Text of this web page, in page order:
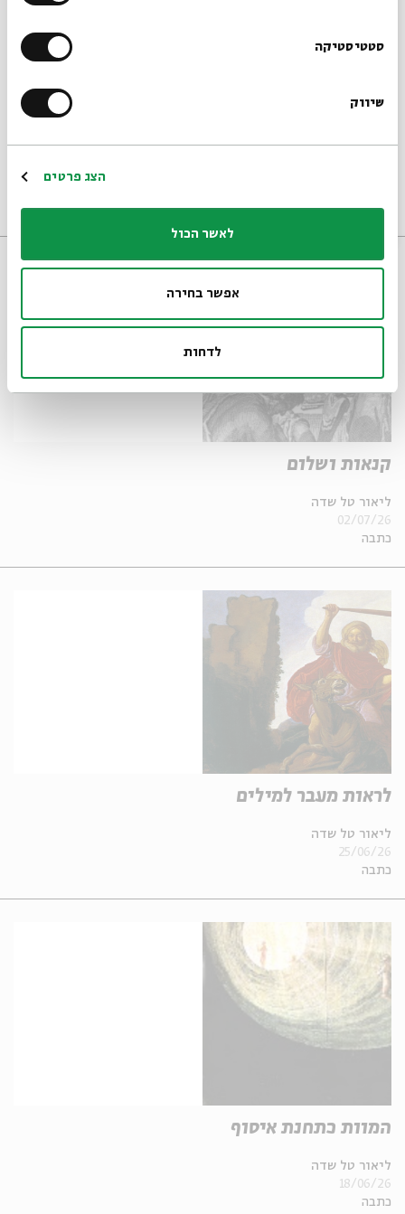
סטטיסטיקה
שיווק
הצג פרטים
לאשר הכול
אפשר בחירה
לדחות
כתבה
קנאות ושלום
ליאור טל שדה
כתבה
02/07/26
לראות מעבר למילים
ליאור טל שדה
כתבה
25/06/26
המוות כתחנת איסוף
ליאור טל שדה
כתבה
18/06/26